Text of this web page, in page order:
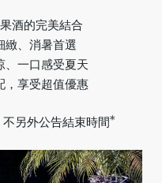
酒的完美結合
緻、消暑首選
、一口感受夏天
，享受超值優惠
另外公告結束時間*